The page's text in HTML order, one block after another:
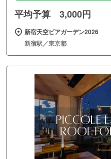
平均予算 3,000円
新宿天空ビアガーデン2026
新宿駅／東京都